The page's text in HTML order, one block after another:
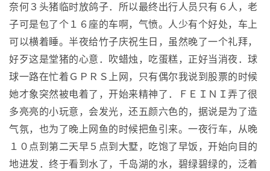
奈何３头猪临时放鸽子．所以最终出行人员只有６人，老
子可是包了个１６座的车啊，气愤。人少有个好处，车上
可以横着睡。半夜给竹子庆祝生日，虽然晚了一个礼拜，
好歹这是堂猪的心意．吹蜡烛，吃蛋糕，正好当消夜．球
球一路在忙着ＧＰＲＳ上网，只有偶尔我说到股票的时候
她才象突然被电着了，开始来精神了．ＦＥＩＮＩ弄了很
多亮亮的小玩意，会发光，还五颜六色的，据说是为了造
气氛，也为了晚上网鱼的时候把鱼引来。一夜行车，从晚
１０点到第二天早５点到大墅，吃饱了早饭，开始向目的
地进发．终于看到水了，千岛湖的水，碧绿碧绿的，泛着